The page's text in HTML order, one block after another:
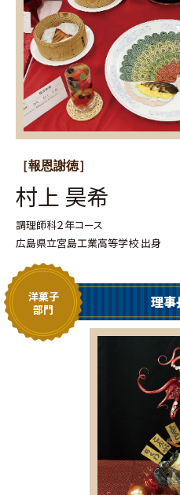
［報恩謝徳］
村上 昊希
調理師科２年コース
広島県立宮島工業高等学校 出身
洋菓子
部門
理事